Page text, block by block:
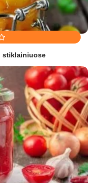
stiklainiuose